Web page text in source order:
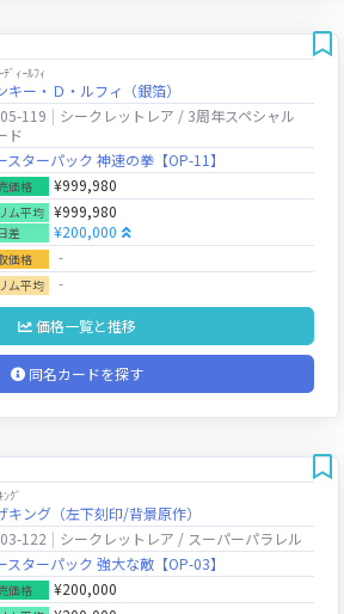
ﾃﾞｨｰﾙﾌｨ
キー・Ｄ・ルフィ（銀箔）
119
シークレットレア / 3周年スペシャル
ド
スターパック 神速の拳【OP-11】
価格 ¥999,980
ム平均 ¥999,980
差 ¥200,000
価格 ‐
ム平均 ‐
価格一覧と推移
同名カードを探す
ｸﾞ
キング（左下刻印/背景原作）
122
シークレットレア / スーパーパラレル
スターパック 強大な敵【OP-03】
価格 ¥200,000